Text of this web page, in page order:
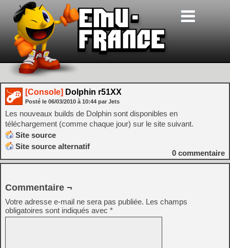
[Console] Dolphin r51XX
Posté le 06/03/2010 à 10:44 par Jets
Les nouveaux builds de Dolphin sont disponibles en
téléchargement (comme chaque jour) sur le site suivant.
Site source
Site source alternatif
0 commentaire
Commentaire ¬
Votre adresse e-mail ne sera pas publiée. Les champs
obligatoires sont indiqués avec *